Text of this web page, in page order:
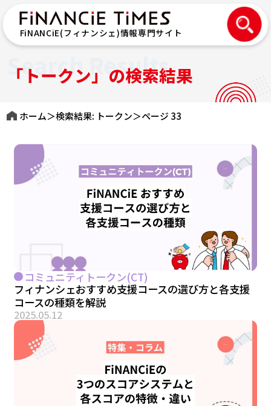
FiNANCiE(フィナンシェ)情報専門サイト
「トークン」の検索結果
Search Results
ホーム＞検索結果: トークン＞ページ 33
コミュニティトークン(CT)
フィナンシェおすすめ支援コースの選び方と各支援
コースの種類を解説
2025.05.12